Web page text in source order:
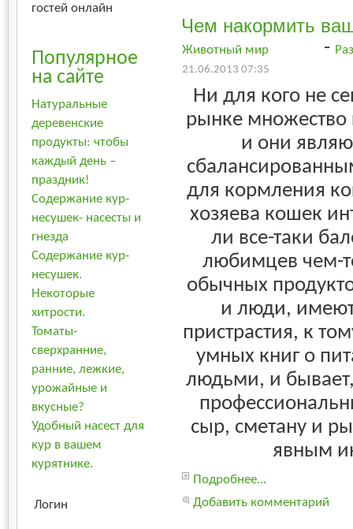
гостей онлайн
Популярное
на сайте
Натуральные
деревенские
продукты: чтобы
каждый день –
праздник!
Содержание кур-
несушек- насесты и
гнезда
Содержание кур-
несушек.
Некоторые
хитрости.
Томаты-
сверхранние,
ранние, лежкие,
урожайные и
вкусные?
Удобный насест для
кур в вашем
курятнике.
Логин
Чем накормить
Животный мир -
21.06.2013 07:35
Ни для кого не
рынке
и они
для кормления
хозяева кошек
ли все-таки
любимцев чем-
обычных
и люди,
пристрастия, к
умных книг о
людьми, и бывает,
сыр, сметану и
явным
Подробнее...
Добавить комментарий